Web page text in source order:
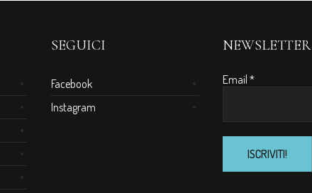
SEGUICI
Facebook
Instagram
NEWSLETTER
Email*